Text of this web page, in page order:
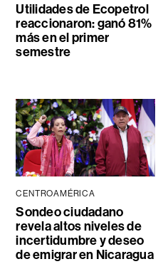
Utilidades de Ecopetrol
reaccionaron: ganó 81%
más en el primer
semestre
CENTROAMÉRICA
Sondeo ciudadano
revela altos niveles de
incertidumbre y deseo
de emigrar en Nicaragua